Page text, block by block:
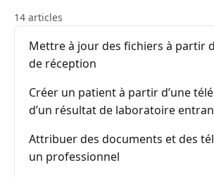
14 articles
Mettre à jour des fichiers à partir
de réception
Créer un patient à partir d’une
d’un résultat de laboratoire
Attribuer des documents et des
un professionnel